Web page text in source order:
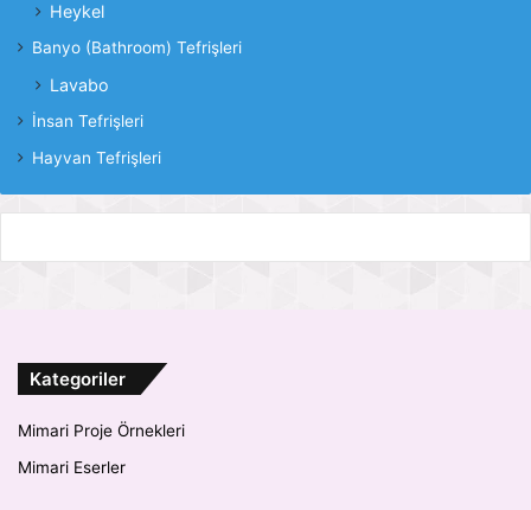
Heykel
Banyo (Bathroom) Tefrişleri
Lavabo
İnsan Tefrişleri
Hayvan Tefrişleri
Kategoriler
Mimari Proje Örnekleri
Mimari Eserler